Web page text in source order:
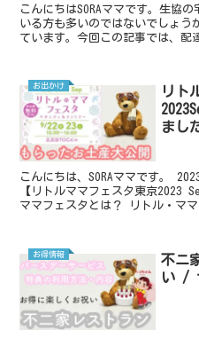
こんにちはSORAママです。生協
いる方も多いのではないでしょ
ています。今回この記事では、配
お出かけ
リト
まし
こんにちは、SORAママです。
【リトルママフェスタ東京2023
ママフェスタとは？ リトル・マ
お得情報
不ニ
い /